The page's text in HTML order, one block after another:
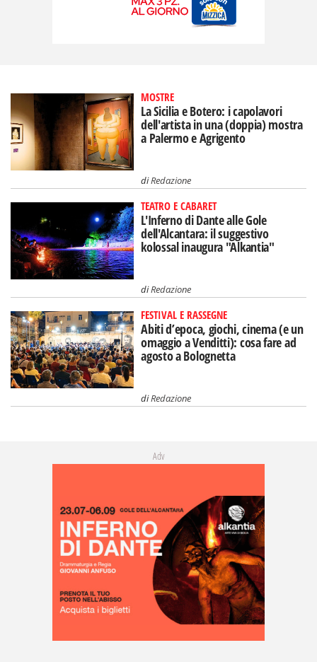
MOSTRE
La Sicilia e Botero: i capolavori
dell'artista in una (doppia) mostra
a Palermo e Agrigento
diRedazione
TEATRO E CABARET
L'Inferno di Dante alle Gole
dell'Alcantara: il suggestivo
kolossal inaugura "Alkantia"
diRedazione
FESTIVAL E RASSEGNE
Abiti d’epoca, giochi, cinema (e un
omaggio a Venditti): cosa fare ad
agosto a Bolognetta
diRedazione
Adv